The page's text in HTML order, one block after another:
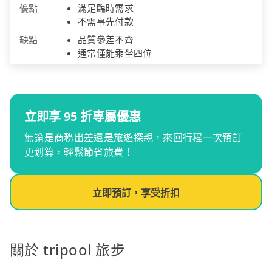
優點
滿足臨時需求
不需事先付款
缺點
品質參差不齊
通常僅能乘坐四位
立即享 95 折專屬優惠
無論是商務出差還是旅遊探親，來回行程一次預訂
更划算，輕鬆節省旅費！
立即預訂，享受折扣
關於 tripool 旅步